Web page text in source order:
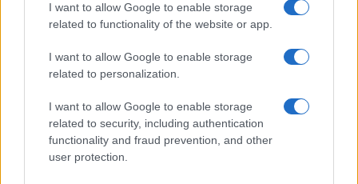
I want to allow Google to enable storage
related to functionality of the website or app.
I want to allow Google to enable storage
related to personalization.
I want to allow Google to enable storage
related to security, including authentication
functionality and fraud prevention, and other
user protection.
terrorista egész családját
kitoloncolják